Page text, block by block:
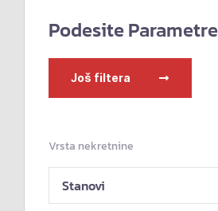
Podesite Parametre
Još filtera
Vrsta nekretnine